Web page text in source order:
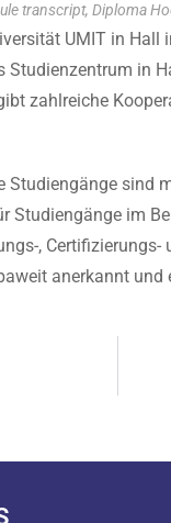
transcript, Diploma
UMIT in
in
zahlreiche
sind
im
,
anerkannt